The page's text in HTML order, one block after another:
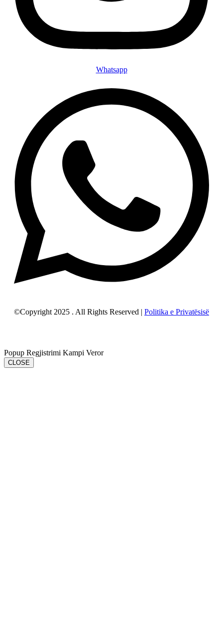
Whatsapp
©Copyright 2025 . All Rights Reserved | Politika e Privatësisë
Popup Regjistrimi Kampi Veror
CLOSE